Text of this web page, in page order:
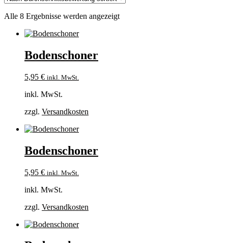
Alle 8 Ergebnisse werden angezeigtNach
Bodenschoner
5,95 € inkl. MwSt.
inkl. MwSt.
zzgl. Versandkosten
Bodenschoner
5,95 € inkl. MwSt.
inkl. MwSt.
zzgl. Versandkosten